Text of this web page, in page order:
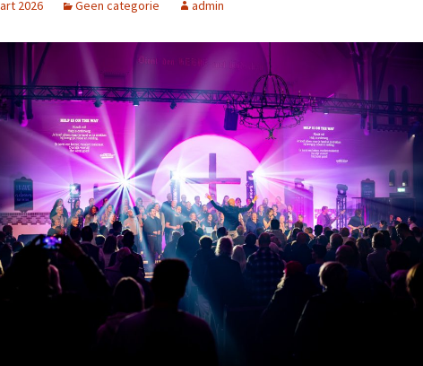
NL Zingt op het
Strandheem Festival
Gospelnight Ede 2025
Gospelnight De Pijler in
Lelystad
Kerstnachtdienst Leek
2024
Gospelnight Groningen
2024
Praise & Worship
Pinksterfeest
Veenklooster
2026 Geen categorie admin